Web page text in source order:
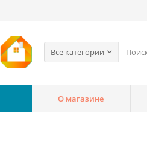
Все категории
О магазине